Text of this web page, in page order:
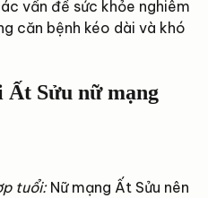
vấn đề sức khỏe nghiêm
căn bệnh kéo dài và khó
Sửu nữ mạng
tuổi: Nữ mạng Ất Sửu nên